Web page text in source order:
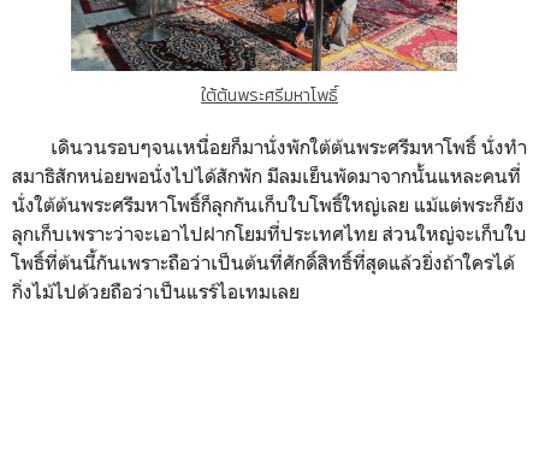
ใต้ต้นพระศรีมหาโพธิ์
เดินวนรอบๆจนเหนื่อยก็มานั่งพักใต้ต้นพระศรีมหาโพธิ์ นั่งทำ
สมาธิสักหน่อยพอนั่งไปได้สักพัก มีลมเย็นพัดมาจากนั้นแหละคนที่
นั่งใต้ต้นพระศรีมหาโพธิ์ก็ลุกกันเก็บใบโพธิ์ใหญ่เลย แม้แต่พระก็ยัง
ลุกเก็บเพราะว่าจะเอาไปฝากโยมที่ประเทศไทย ส่วนใหญ่จะเก็บใบ
โพธิ์ที่ต้นนี้กันเพราะถือว่าเป็นต้นที่ศักดิ์สิทธิ์ที่สุดแล้วยิ่งถ้าใครได้
กิ่งไม้ไปด้วยถือว่าเป็นแรร์ไอเทมเลย